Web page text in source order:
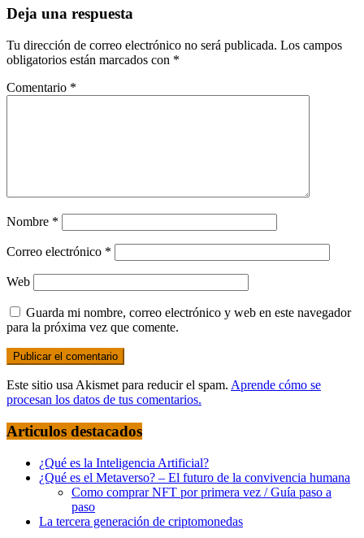
Deja una respuesta
Tu dirección de correo electrónico no será publicada. Los campos
obligatorios están marcados con *
Comentario *
Nombre *
Correo electrónico *
Web
Guarda mi nombre, correo electrónico y web en este navegador
para la próxima vez que comente.
Este sitio usa Akismet para reducir el spam. Aprende cómo se
procesan los datos de tus comentarios.
Articulos destacados
¿Qué es la Inteligencia Artificial?
¿Qué es el Metaverso? – El futuro de la convivencia humana
Como comprar NFT por primera vez / Guía paso a
paso
La tercera generación de criptomonedas